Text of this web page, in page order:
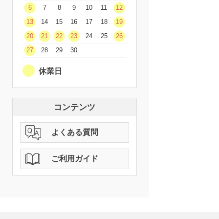
6 7 8 9 10 11
12
13
14 15 16 17 18
19
20
21 22 23 24 25
26
27
28 29 30
休業日
コンテンツ
よくある質問
ご利用ガイド